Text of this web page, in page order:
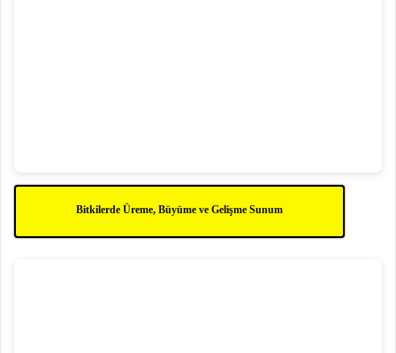
Bitkilerde Üreme, Büyüme ve Gelişme Sunum